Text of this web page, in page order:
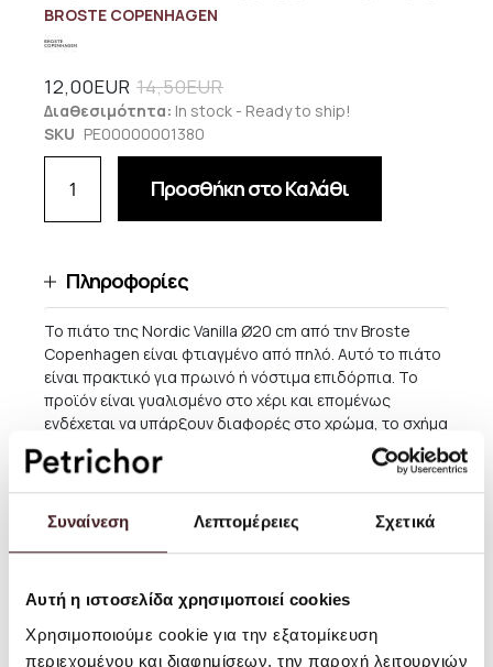
Συναίνεση Λεπτομέρειες Σχετικά
Αυτή η ιστοσελίδα χρησιμοποιεί cookies
Χρησιμοποιούμε cookie για την εξατομίκευση
περιεχομένου και διαφημίσεων, την παροχή λειτουργιών
BROSTE COPENHAGEN
Διαθεσιμότητα: In stock - Ready to ship!
SKU PE00000001380
12,00EUR 14,50EUR
Προσθήκη στο Καλάθι
Πληροφορίες
Το πιάτο της Nordic Vanilla Ø20 cm από την Broste
Copenhagen είναι φτιαγμένο από πηλό. Αυτό το πιάτο
είναι πρακτικό για πρωινό ή νόστιμα επιδόρπια. Το
προϊόν είναι γυαλισμένο στο χέρι και επομένως
ενδέχεται να υπάρξουν διαφορές στο χρώμα, το σχήμα
και το μέγεθος.
Υλικό: Πήλινο
θερμοκρασία πλυντηρίου πιάτων 65°C